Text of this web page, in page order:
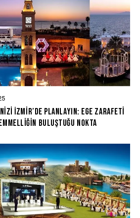
İzmir’de Planlayın: Ege Zarafeti
Buluştuğu Nokta